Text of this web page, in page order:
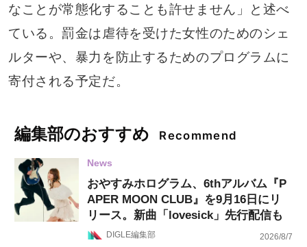
なことが常態化することも許せません」と述べ
ている。罰金は虐待を受けた女性のためのシェ
ルターや、暴力を防止するためのプログラムに
寄付される予定だ。
編集部のおすすめ Recommend
News
おやすみホログラム、6thアルバム『P
APER MOON CLUB』を9月16日にリ
リース。新曲「lovesick」先行配信も
DIGLE編集部 2026/8/7